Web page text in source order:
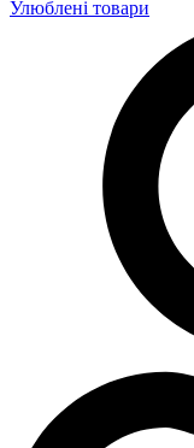
Улюблені товари